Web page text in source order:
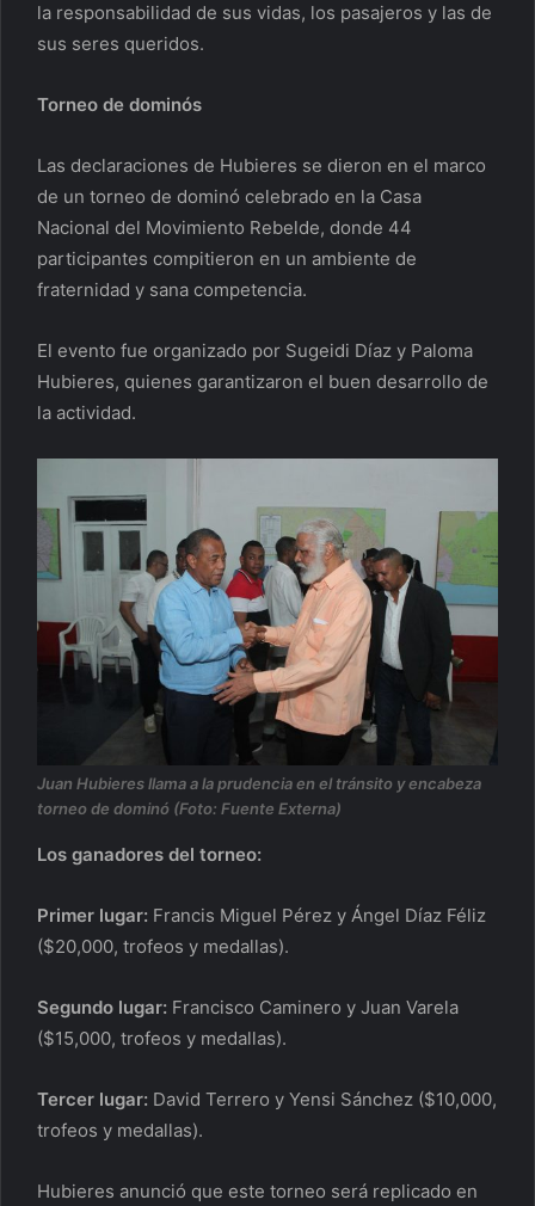
la responsabilidad de sus vidas, los pasajeros y las de
sus seres queridos.
Torneo de dominós
Las declaraciones de Hubieres se dieron en el marco
de un torneo de dominó celebrado en la Casa
Nacional del Movimiento Rebelde, donde 44
participantes compitieron en un ambiente de
fraternidad y sana competencia.
El evento fue organizado por Sugeidi Díaz y Paloma
Hubieres, quienes garantizaron el buen desarrollo de
la actividad.
Juan Hubieres llama a la prudencia en el tránsito y encabeza
torneo de dominó (Foto: Fuente Externa)
Los ganadores del torneo:
Primer lugar: Francis Miguel Pérez y Ángel Díaz Féliz
($20,000, trofeos y medallas).
Segundo lugar: Francisco Caminero y Juan Varela
($15,000, trofeos y medallas).
Tercer lugar: David Terrero y Yensi Sánchez ($10,000,
trofeos y medallas).
Hubieres anunció que este torneo será replicado en